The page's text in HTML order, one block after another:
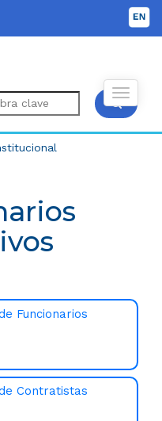
Funcionarios
Contratistas